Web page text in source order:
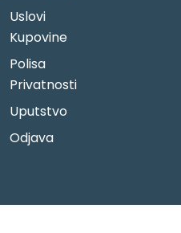
Uslovi
Kupovine
Polisa
Privatnosti
Uputstvo
Odjava